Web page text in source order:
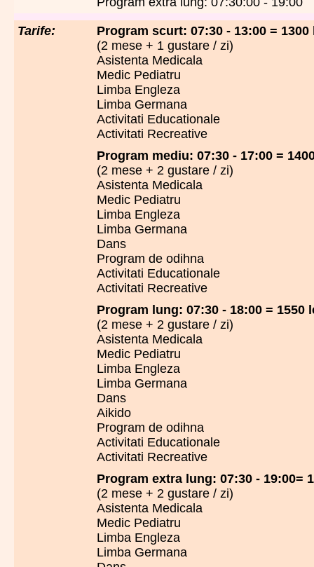
Tarife:
Program scurt: 07:30 - 13:00 =
(2 mese + 1 gustare / zi)
Asistenta Medicala
Medic Pediatru
Limba Engleza
Limba Germana
Activitati Educationale
Activitati Recreative
Program mediu: 07:30 - 17:00 =
(2 mese + 2 gustare / zi)
Asistenta Medicala
Medic Pediatru
Limba Engleza
Limba Germana
Dans
Program de odihna
Activitati Educationale
Activitati Recreative
Program lung: 07:30 - 18:00 = 1550
(2 mese + 2 gustare / zi)
Asistenta Medicala
Medic Pediatru
Limba Engleza
Limba Germana
Dans
Aikido
Program de odihna
Activitati Educationale
Activitati Recreative
Program extra lung: 07:30 - 19:00=
(2 mese + 2 gustare / zi)
Asistenta Medicala
Medic Pediatru
Limba Engleza
Limba Germana